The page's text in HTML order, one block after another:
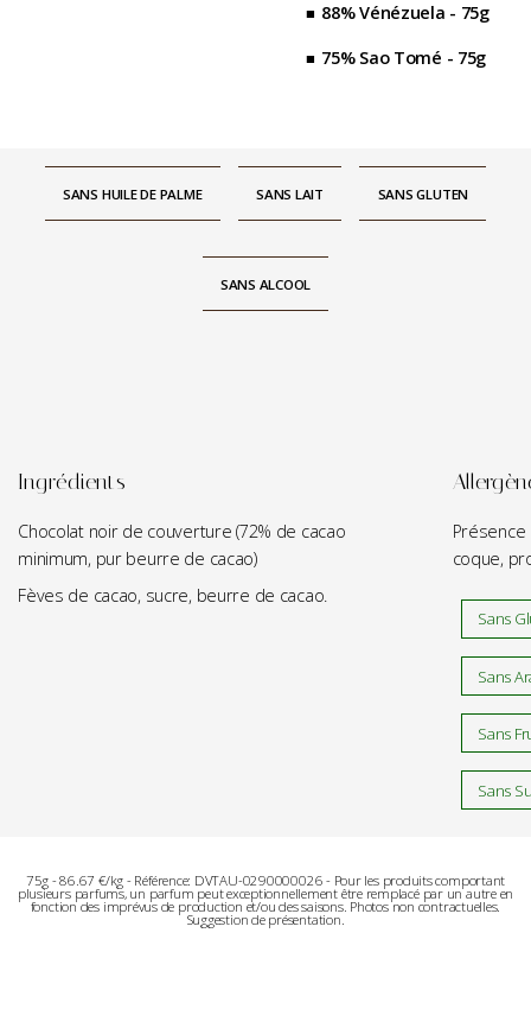
88% Vénézuela - 75g
75% Sao Tomé - 75g
SANS HUILE DE PALME SANS LAIT SANS GLUTEN
SANS ALCOOL
Ingrédients
Chocolat noir de couverture (72% de cacao
minimum, pur beurre de cacao)
Fèves de cacao, sucre, beurre de cacao.
coque,
Sans
Sans
Sans
Sans
75g - 86.67 €/kg - Référence: DVTAU-0290000026 - Pour les produits comportant
plusieurs parfums, un parfum peut exceptionnellement être remplacé par un autre en
fonction des imprévus de production et/ou des saisons. Photos non contractuelles.
Suggestion de présentation.